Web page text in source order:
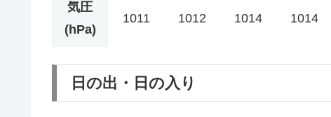
気圧
(hPa)
1011 1012 1014 1014
日の出・日の入り